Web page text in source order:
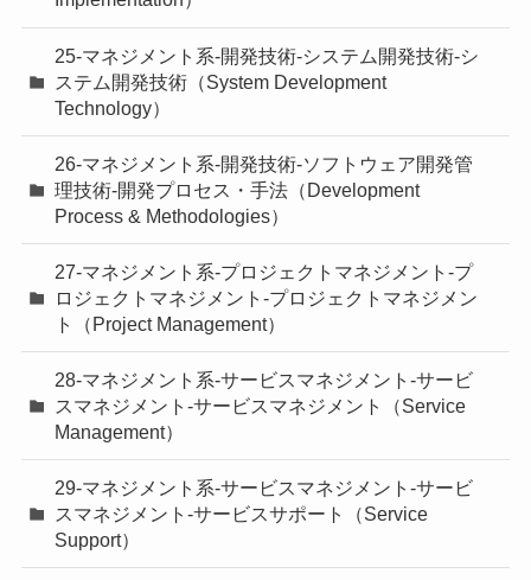
25-マネジメント系-開発技術-システム開発技術-シ
ステム開発技術（System Development
Technology）
26-マネジメント系-開発技術-ソフトウェア開発管
理技術-開発プロセス・手法（Development
Process & Methodologies）
27-マネジメント系-プロジェクトマネジメント-プ
ロジェクトマネジメント-プロジェクトマネジメン
ト（Project Management）
28-マネジメント系-サービスマネジメント-サービ
スマネジメント-サービスマネジメント（Service
Management）
29-マネジメント系-サービスマネジメント-サービ
スマネジメント-サービスサポート（Service
Support）